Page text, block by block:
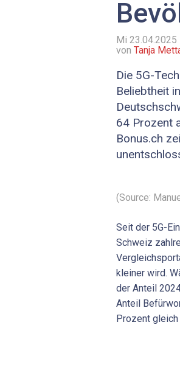
Mi 23.04.2025
von Tanja
Die 5G-
Beliebtheit
64 Prozent
Bonus.ch
(Source:
Seit der 5G-
Schweiz
kleiner wird.
der Anteil
Anteil
Prozent